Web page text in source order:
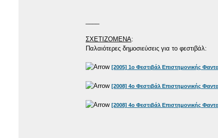
ΣΧΕΤΙΖΟΜΕΝΑ:
Παλαιότερες δημοσιεύσεις για το φεστιβάλ:
[2005] 1ο Φεστιβάλ Επιστημονικής
[2008] 4ο Φεστιβάλ Επιστημονικής
[2008] 4ο Φεστιβάλ Επιστημονικής